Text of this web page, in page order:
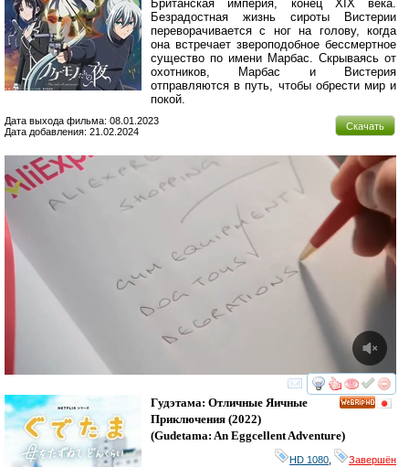
Британская империя, конец XIX века.
Безрадостная жизнь сироты Вистерии
переворачивается с ног на голову, когда
она встречает звероподобное бессмертное
существо по имени Марбас. Скрываясь от
охотников, Марбас и Вистерия
отправляются в путь, чтобы обрести мир и
покой.
Скачать
Дата выхода фильма: 08.01.2023
Дата добавления: 21.02.2024
смотреть
Гудэтама: Отличные Яичные
Приключения (2022)
(Gudetama: An Eggcellent Adventure)
HD 1080 Завершён